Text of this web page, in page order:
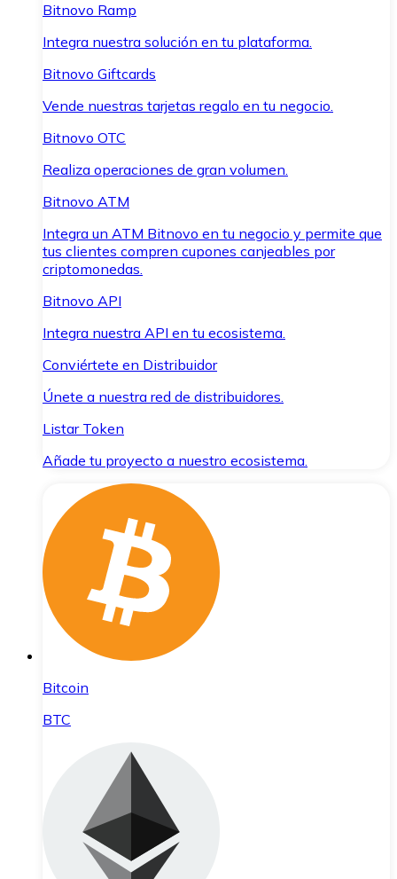
Bitnovo Ramp
Integra nuestra solución en tu plataforma.
Bitnovo Giftcards
Vende nuestras tarjetas regalo en tu negocio.
Bitnovo OTC
Realiza operaciones de gran volumen.
Bitnovo ATM
Integra un ATM Bitnovo en tu negocio y permite que
tus clientes compren cupones canjeables por
criptomonedas.
Bitnovo API
Integra nuestra API en tu ecosistema.
Conviértete en Distribuidor
Únete a nuestra red de distribuidores.
Listar Token
Añade tu proyecto a nuestro ecosistema.
Bitcoin
BTC